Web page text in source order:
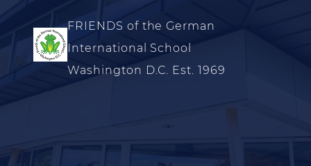
FRIENDS of the German
International School
Washington D.C. Est. 1969